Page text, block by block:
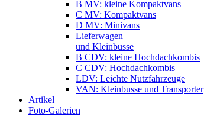
B MV: kleine Kompaktvans
C MV: Kompaktvans
D MV: Minivans
Lieferwagen
und Kleinbusse
B CDV: kleine Hochdachkombis
C CDV: Hochdachkombis
LDV: Leichte Nutzfahrzeuge
VAN: Kleinbusse und Transporter
Artikel
Foto-Galerien